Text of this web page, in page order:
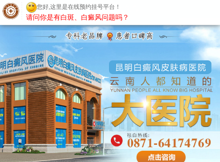
昆明白癜风医院
您好,这里是在线预约挂号平台！
请问你是有白斑、白癜风问题吗？